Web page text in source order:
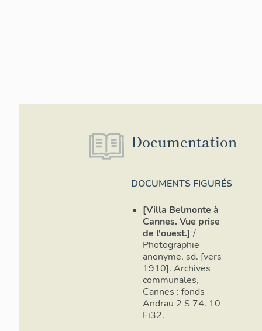
Documentation
DOCUMENTS FIGURÉS
[Villa Belmonte à
Cannes. Vue prise
de l'ouest.] /
Photographie
anonyme, sd. [vers
1910]. Archives
communales,
Cannes : fonds
Andrau 2 S 74. 10
Fi32.